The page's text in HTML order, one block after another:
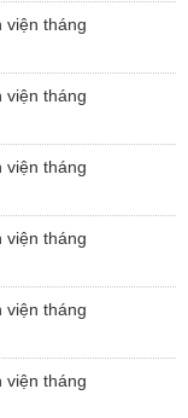
viện tháng
viện tháng
viện tháng
viện tháng
viện tháng
viện tháng